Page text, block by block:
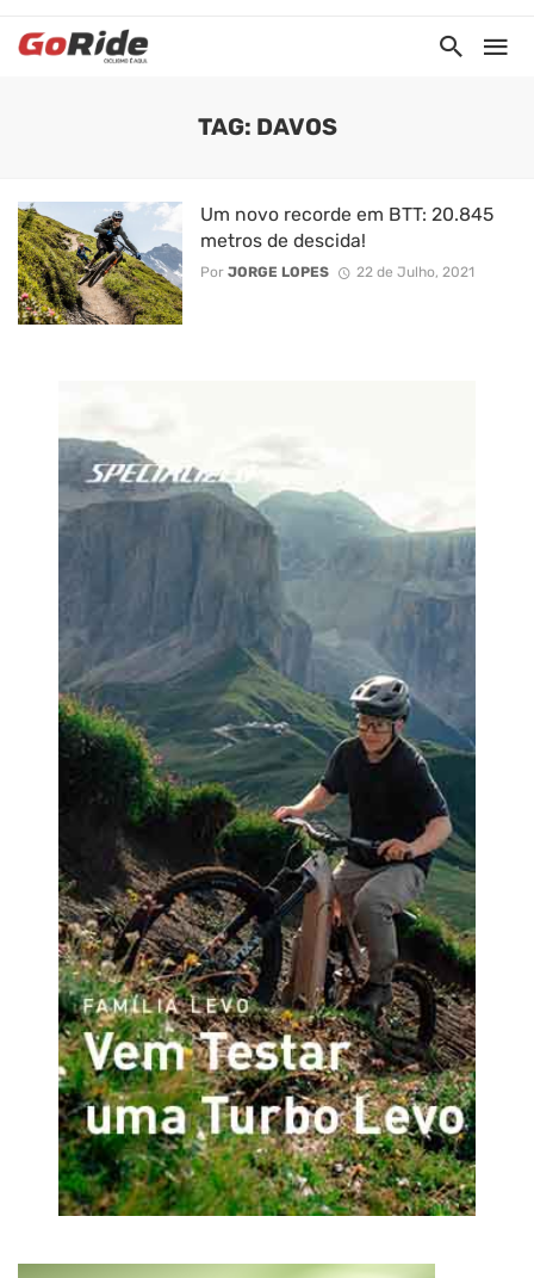
TAG: DAVOS
Um novo recorde em BTT: 20.845
metros de descida!
Por JORGE LOPES 22 de Julho, 2021